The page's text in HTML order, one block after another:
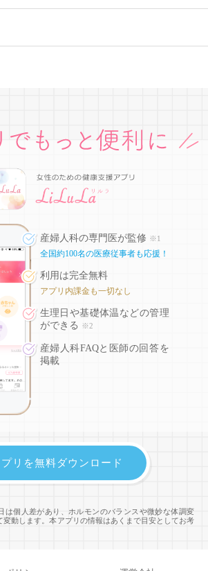
産婦人科の専門医が監修 ※1
全国約100名の医療従事者も応援！
利用は完全無料
アプリ内課金も一切なし
生理日や基礎体温などの管理
ができる
※2
産婦人科FAQと医師の回答を
掲載
は個人差があり、ホルモンのバランスや微妙な体調変
変動します。本アプリの情報はあくまで目安としてお考
リを無料ダウンロード